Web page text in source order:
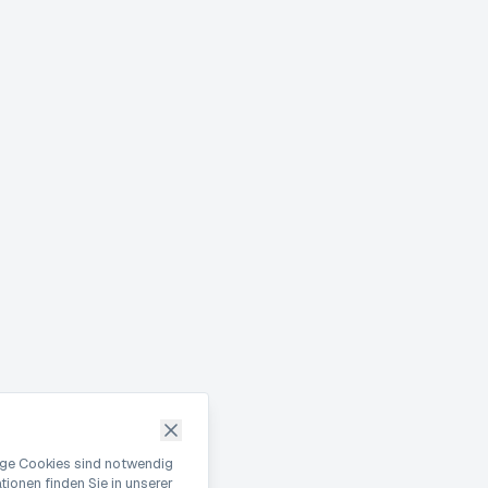
Cookies sind notwendig
finden Sie in unserer